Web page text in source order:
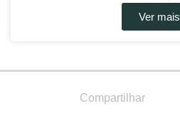
Ver mais
Compartilhar